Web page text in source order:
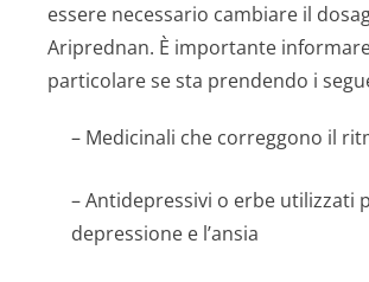
essere necessario cambiare il
Ariprednan. È importante
particolare se sta prendendo i
– Medicinali che correggono il
– Antidepressivi o erbe utilizzati
depressione e l’ansia